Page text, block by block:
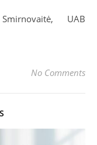
UAB
No Comments